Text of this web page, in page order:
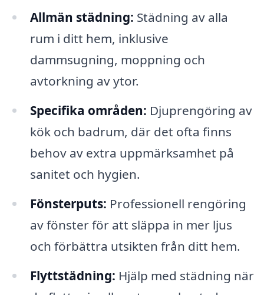
Allmän städning: Städning av alla
rum i ditt hem, inklusive
dammsugning, moppning och
avtorkning av ytor.
Specifika områden: Djuprengöring av
kök och badrum, där det ofta finns
behov av extra uppmärksamhet på
sanitet och hygien.
Fönsterputs: Professionell rengöring
av fönster för att släppa in mer ljus
och förbättra utsikten från ditt hem.
Flyttstädning: Hjälp med städning när